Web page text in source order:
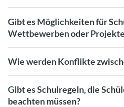
Gibt es Möglichkeiten für
Wettbewerben oder
Wie werden Konflikte
Gibt es Schulregeln, die
beachten müssen?